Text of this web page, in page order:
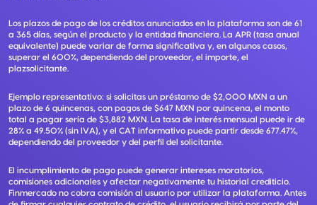
Los plazos de pago de los créditos anunciados en la plataforma son de 61
a 365 días, según el producto y la entidad financiera. La APR (tasa anual
equivalente) puede variar de forma significativa y, en algunos casos,
superar el 600%, dependiendo del proveedor, el importe, el
plazsolicitante.
Ejemplo representativo: si solicitas un préstamo de $2,000 MXN a un
plazo de 6 quincenas, con pagos de $647 MXN por quincena, el monto
total a pagar sería de $3,882 MXN. La tasa de interés mensual puede ir de
28% a 49.50% (sin IVA), y el CAT informativo puede partir desde 677.47%,
dependiendo del proveedor y del perfil del solicitante.
El incumplimiento de pago puede generar intereses moratorios,
comisiones adicionales y afectar negativamente tu historial crediticio.
Finmercado no cobra comisión al usuario por utilizar la plataforma. Antes